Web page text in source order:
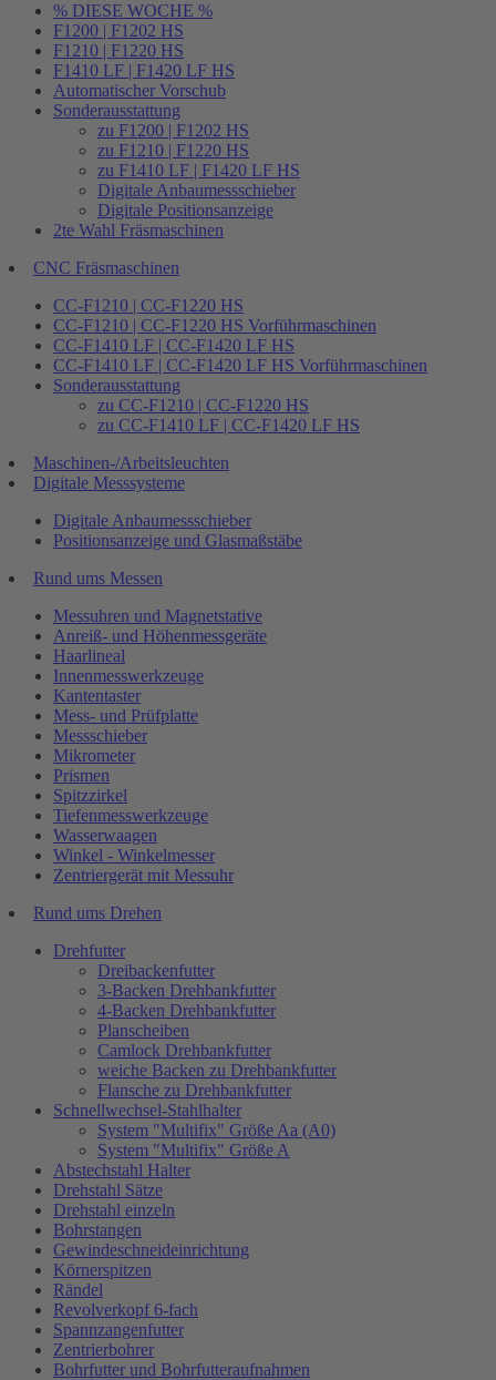
% DIESE WOCHE %
F1200 | F1202 HS
F1210 | F1220 HS
F1410 LF | F1420 LF HS
Automatischer Vorschub
Sonderausstattung
zu F1200 | F1202 HS
zu F1210 | F1220 HS
zu F1410 LF | F1420 LF HS
Digitale Anbaumessschieber
Digitale Positionsanzeige
2te Wahl Fräsmaschinen
CNC Fräsmaschinen
CC-F1210 | CC-F1220 HS
CC-F1210 | CC-F1220 HS Vorführmaschinen
CC-F1410 LF | CC-F1420 LF HS
CC-F1410 LF | CC-F1420 LF HS Vorführmaschinen
Sonderausstattung
zu CC-F1210 | CC-F1220 HS
zu CC-F1410 LF | CC-F1420 LF HS
Maschinen-/Arbeitsleuchten
Digitale Messsysteme
Digitale Anbaumessschieber
Positionsanzeige und Glasmaßstäbe
Rund ums Messen
Messuhren und Magnetstative
Anreiß- und Höhenmessgeräte
Haarlineal
Innenmesswerkzeuge
Kantentaster
Mess- und Prüfplatte
Messschieber
Mikrometer
Prismen
Spitzzirkel
Tiefenmesswerkzeuge
Wasserwaagen
Winkel - Winkelmesser
Zentriergerät mit Messuhr
Rund ums Drehen
Drehfutter
Dreibackenfutter
3-Backen Drehbankfutter
4-Backen Drehbankfutter
Planscheiben
Camlock Drehbankfutter
weiche Backen zu Drehbankfutter
Flansche zu Drehbankfutter
Schnellwechsel-Stahlhalter
System "Multifix" Größe Aa (A0)
System "Multifix" Größe A
Abstechstahl Halter
Drehstahl Sätze
Drehstahl einzeln
Bohrstangen
Gewindeschneideinrichtung
Körnerspitzen
Rändel
Revolverkopf 6-fach
Spannzangenfutter
Zentrierbohrer
Bohrfutter und Bohrfutteraufnahmen